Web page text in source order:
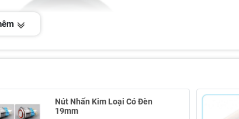
Nút Nhấn Kim Loại Có Đèn
19mm